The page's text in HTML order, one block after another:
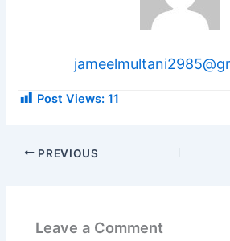
Post Views: 11
PREVIOUS
Leave a Comment